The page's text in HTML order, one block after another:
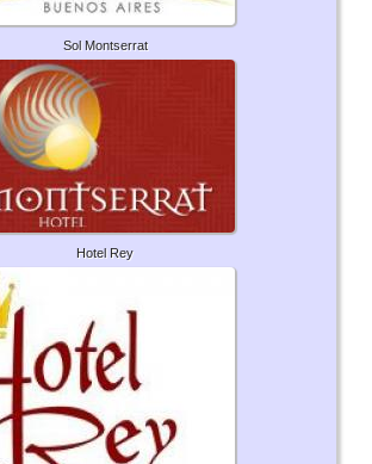
Sol Montserrat
Hotel Rey